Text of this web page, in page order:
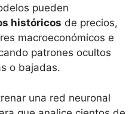
pueden
históricos de precios,
macroeconómicos e
patrones ocultos
o bajadas.
una red neuronal